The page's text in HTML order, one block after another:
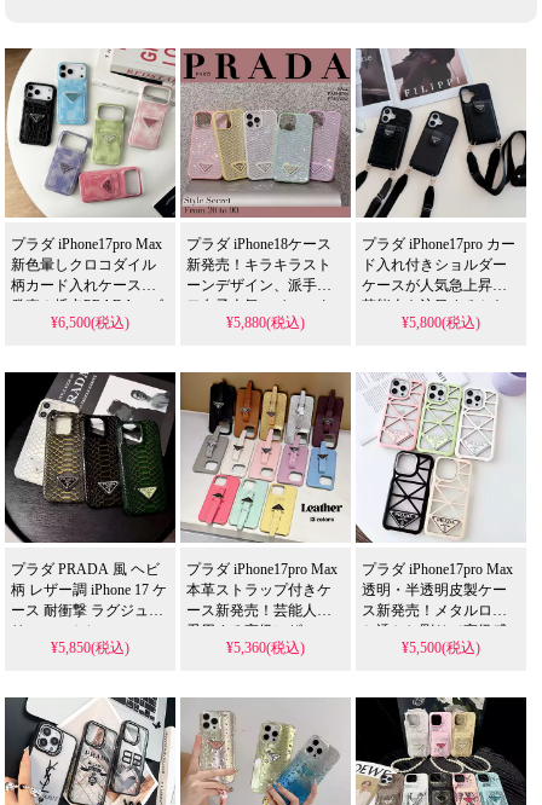
セリーヌ スマホケース ロエベ スマホケース
ヴィヴィアン スマホケース エルメス スマホケース
プラダ スマホケース シュプリーム スマホケース
ノースフェイス スマホケース ヴェルサーチ スマホケース
イヴサンローラン スマホケー アディダス スマホケース
エアジョーダン スマホケース ゴヤール スマホケース
フェンディ スマホケース バレンシアガ スマホケース
エムシーエム スマホケース ミュウミュウ スマホケース
ジバンシィ スマホケース カウズ スマホケース
ベアブリック スマホケース ステューシー スマホケース
コムデギャルソン スマホケー モスキーノ スマホケース
チャンピオン スマホケース ディズニー スマホケース
メゾン マルジェラ スマホケ
プラダ iPhone17pro Max
新色暈しクロコダイル
柄カード入れケース新
発売！插卡PRADAロゴ
入り皮革素材、芸能人
機能仕様、かわいいデ
ザインが流行りのスタ
イル。アイフォン
Galaxy
S21/S22/S23/S24/S25
Ultra 携帯ケース 全機種
対応
¥6,500(税込)
プラダ iPhone18ケース
新発売！キラキラスト
ーンデザイン、派手カ
ワ女子人気。インスタ
おしゃれ、
愛用する人気ブラン
ド、耐衝撃＆防水の多
機能仕様。かわいいキ
ラキラストーンスタイ
ルが流行り、格安で手
に入り、
iPhone17pro/16promaxケ
ースとしても使える優
¥5,880(税込)
プラダ iPhone17pro カー
ド入れ付きショルダー
ケースが人気急上昇！
芸能人も注目するかわ
いいデザイン、耐衝撃
て使える格安価格、
iPhone16pro/15promaxケ
ースとしてもおすすめ
の多機能アイテム！
¥5,800(税込)
プラダ PRADA 風 ヘビ
柄 レザー調 iPhone 17 ケ
ース 耐衝撃 ラグジュア
リースマホケース
iPhone17Pro/17ProMax
¥5,850(税込)
プラダ iPhone17pro Max
本革ストラップ付きケ
ース新発売！芸能人も
愛用する高級レザーモ
デル、耐衝撃＆防水の
タイル、iPhone17ケース
として格安で手に入
る。
iPhone16pro/15promaxケ
ースとしても使える優
¥5,360(税込)
プラダ iPhone17pro Max
透明・半透明皮製ケー
ス新発売！メタルロゴ
と透かし彫りで高級感
演出、ブランドロゴが
ム、耐衝撃＆防水の多
機能仕様。かわいいデ
ザインが流行りのスタ
イル、iPhone17ケースと
して格安で手に入る。
¥5,500(税込)